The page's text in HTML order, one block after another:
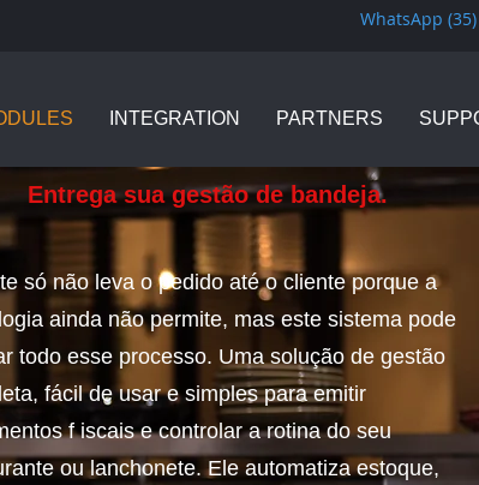
WhatsApp
INTEGRATION PARTNERS
Entrega sua gestão de bandeja.
só não leva o pedido até o cliente porque a
ainda não permite, mas este sistema pode
todo esse processo. Uma solução de gestão
fácil de usar e simples para emitir
f iscais e controlar a rotina do seu
ou lanchonete. Ele automatiza estoque,